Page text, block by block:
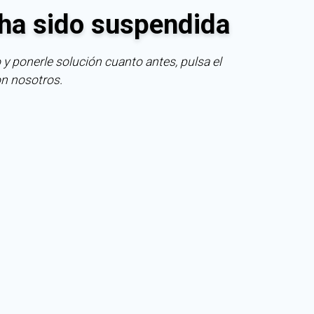
sido suspendida
ponerle solución cuanto antes, pulsa el
nosotros.